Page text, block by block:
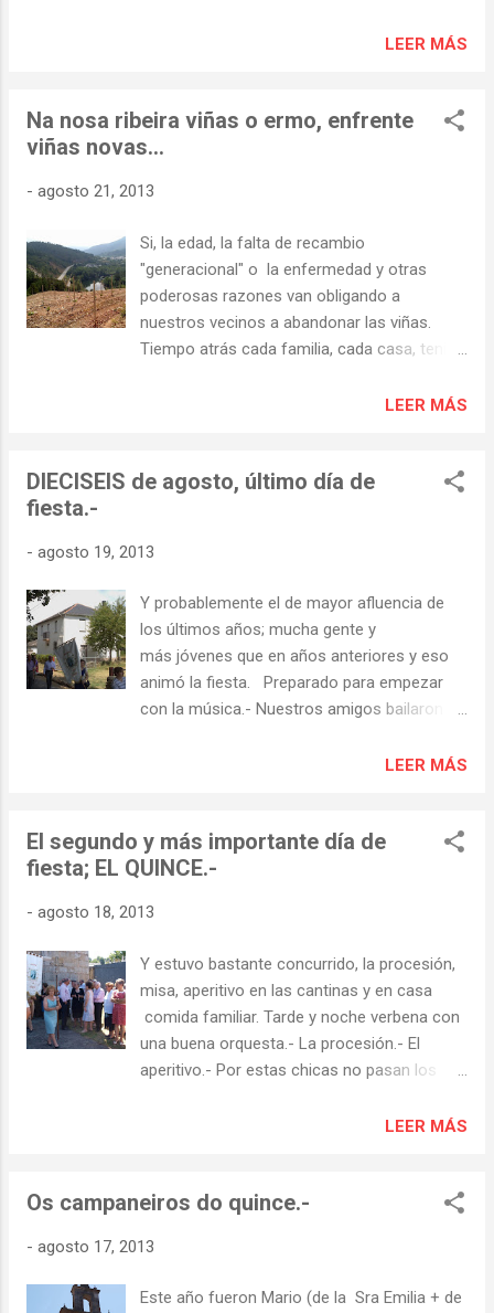
quedan todavía 536 euros para ingresar en la
fiestas continúen, los ingresos de este año
superan a los de 2012 (entonces se
LEER MÁS
Na nosa ribeira viñas o ermo, enfrente
viñas novas…
- agosto 21, 2013
Si, la edad, la falta de recambio
"generacional" o la enfermedad y otras
poderosas razones van obligando a
nuestros vecinos a abandonar las viñas.
Tiempo atrás cada familia, cada casa, tenia
autoconsumo era una de las señas de
bodega; "tes que probar o viño", que tal e? y
mejor compensación a tanto esfuerzo.
abandonan, al contrario; reponen cepas,
mejoran accesos, etc...no están dispuestos
a dejar la viña y algunos haciendo cientos de
kms en fin de semana para venir a "sulfatar",
pero un buen vaso de vino de la propia
amigo, de la viña del padre y del abuelo...son
encima de "la tram...
LEER MÁS
DIECISEIS de agosto, último día de
fiesta.-
- agosto 19, 2013
Y probablemente el de mayor afluencia de
los últimos años; mucha gente y
más jóvenes que en años anteriores y eso
animó la fiesta. Preparado para empezar
con la música.- Nuestros amigos bailaron
(mi móvil de noche no da para más, cuando
LEER MÁS
El segundo y más importante día de
fiesta; EL QUINCE.-
- agosto 18, 2013
Y estuvo bastante concurrido, la procesión,
misa, aperitivo en las cantinas y en casa
comida familiar. Tarde y noche verbena con
una buena orquesta.- La procesión.- El
aperitivo.- Por estas chicas no pasan los
Galicia.- Y a bailar.- El jamón y el vino de la
LEER MÁS
Os campaneiros do quince.-
- agosto 17, 2013
Este año fueron Mario (de la Sra Emilia + de